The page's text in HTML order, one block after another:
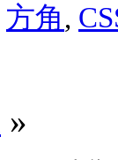
方角,
»